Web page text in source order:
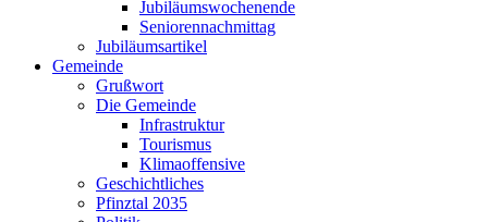
Jubiläumswochenende
Seniorennachmittag
Jubiläumsartikel
Gemeinde
Grußwort
Die Gemeinde
Infrastruktur
Tourismus
Klimaoffensive
Geschichtliches
Pfinztal 2035